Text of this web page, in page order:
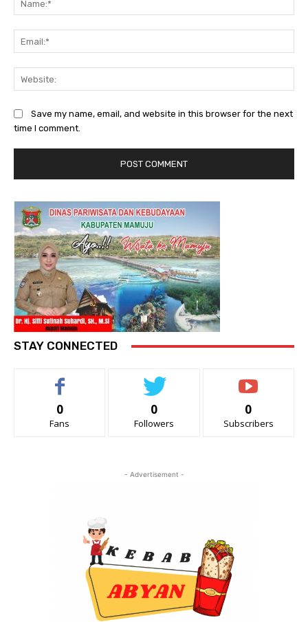
Save my name, email, and website in this browser for the next
time I comment.
STAY CONNECTED
0
Fans
0
Followers
0
Subscribers
- Advertisement -